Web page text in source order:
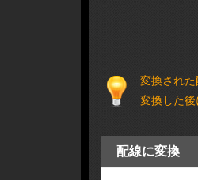
変換され
変換した後
配線に変換